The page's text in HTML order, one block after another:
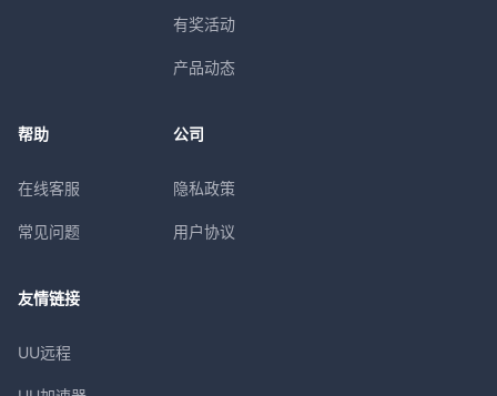
有奖活动
产品动态
帮助
在线客服
常见问题
公司
隐私政策
用户协议
友情链接
UU远程